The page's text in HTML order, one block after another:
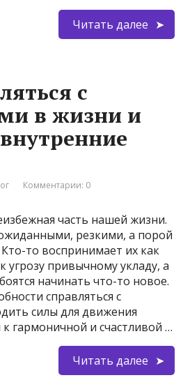
Читать далее
с
в жизни и
Комментарии: 0
часть нашей жизни.
резкими, а порой
то воспринимает их как
угрозу привычному укладу, а
начинать что-то новое.
справляться с
силы для движения
гармоничной и счастливой …
Читать далее